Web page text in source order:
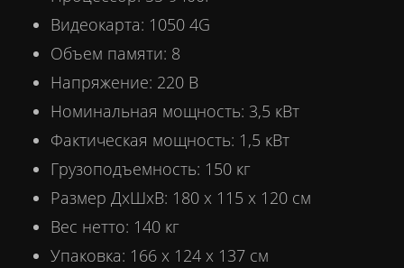
Видеокарта: 1050 4G
Объем памяти: 8
Напряжение: 220 В
Номинальная мощность: 3,5 кВт
Фактическая мощность: 1,5 кВт
Грузоподъемность: 150 кг
Размер ДхШхВ: 180 х 115 х 120 см
Вес нетто: 140 кг
Упаковка: 166 х 124 х 137 см